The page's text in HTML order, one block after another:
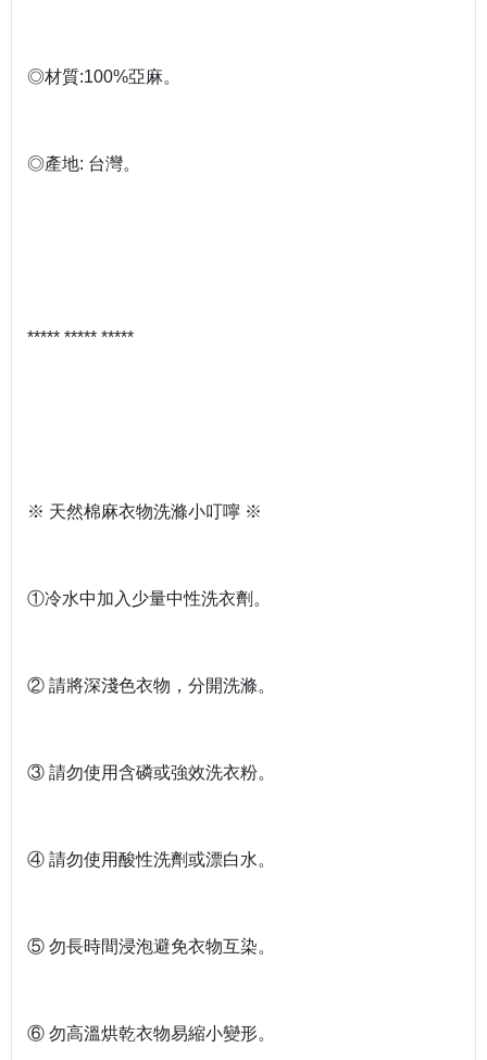
◎材質:100%亞麻。
◎產地: 台灣。
***** ***** *****
※ 天然棉麻衣物洗滌小叮嚀 ※
①冷水中加入少量中性洗衣劑。
② 請將深淺色衣物，分開洗滌。
③ 請勿使用含磷或強效洗衣粉。
④ 請勿使用酸性洗劑或漂白水。
⑤ 勿長時間浸泡避免衣物互染。
⑥ 勿高溫烘乾衣物易縮小變形。